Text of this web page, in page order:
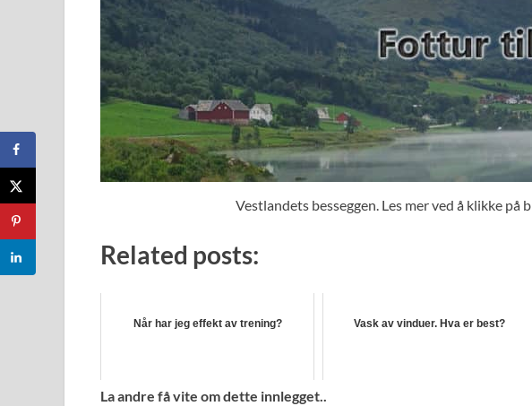
Vestlandets besseggen. Les mer ved å klikke på
Related posts:
Når har jeg effekt av trening? Vask av vinduer. Hva er best?
La andre få vite om dette innlegget..